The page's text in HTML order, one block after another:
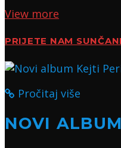
View more
PRIJETE NAM
Pročitaj više
NOVI